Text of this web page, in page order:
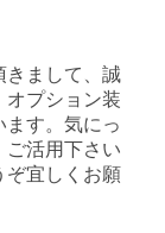
きまして、誠
オプション装
す。気にっ
ご活用下さい
ぞ宜しくお願